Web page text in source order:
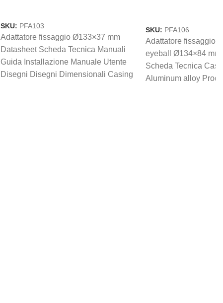
SKU: PFA103
Adattatore fissaggio Ø133×37 mm
Datasheet Scheda Tecnica Manuali
Guida Installazione Manuale Utente
Disegni Disegni Dimensionali Casing
SKU: PFA106
Adattatore fissaggio
eyeball Ø134×84 mm
Scheda Tecnica
Aluminum alloy